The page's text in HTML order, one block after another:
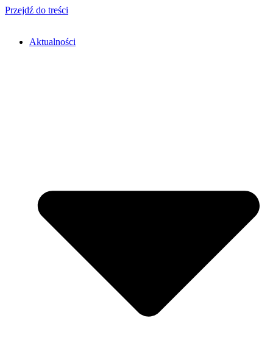
Przejdź do treści
Aktualności